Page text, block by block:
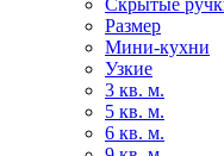
Скрытые
Размер
Мини-кухни
Узкие
3 кв. м.
5 кв. м.
6 кв. м.